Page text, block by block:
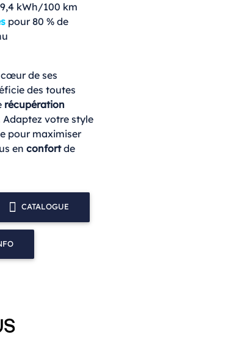
kWh/100 km
pour 80 % de
de ses
des toutes
récupération
Adaptez votre style
pour maximiser
en confortde
CATALOGUE